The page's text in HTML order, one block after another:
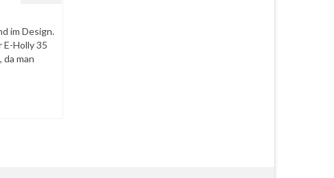
im Design.
Holly 35
man